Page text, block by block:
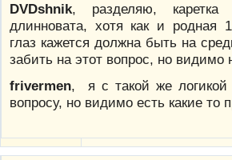
DVDshnik, разделяю,
длинновата, хотя как и
глаз кажется должна быть на
забить на этот вопрос, но видимо
frivermen, я с такой же
вопросу, но видимо есть какие то